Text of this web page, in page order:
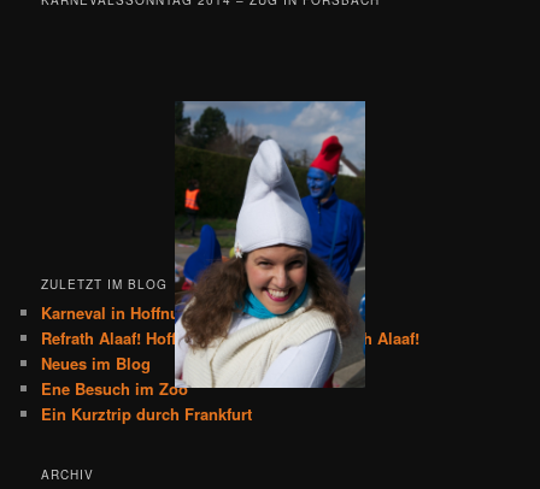
ZULETZT IM BLOG
Karneval in Hoffnungsthal und Forsbach
Refrath Alaaf! Hoffnungsthal Alaaf! Forsbach Alaaf!
Neues im Blog
Ene Besuch im Zoo
Ein Kurztrip durch Frankfurt
ARCHIV